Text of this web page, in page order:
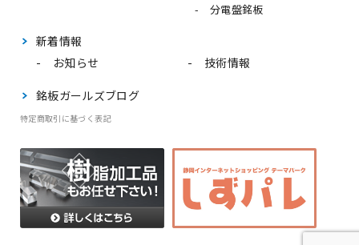
分電盤銘板
新着情報
お知らせ
技術情報
銘板ガールズブログ
特定商取引に基づく表記